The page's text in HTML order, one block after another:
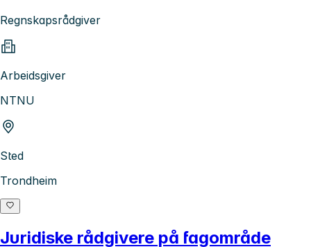
Regnskapsrådgiver
Arbeidsgiver
NTNU
Sted
Trondheim
Juridiske rådgivere på fagområde